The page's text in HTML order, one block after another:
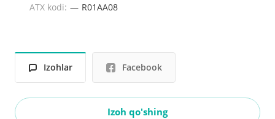
ATX kodi: — R01AA08
Izohlar Facebook
Izoh qo'shing